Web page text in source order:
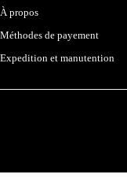
À propos
Méthodes de payement
Expedition et manutention